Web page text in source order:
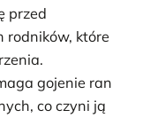
przed
rodników, które
gojenie ran
co czyni ją